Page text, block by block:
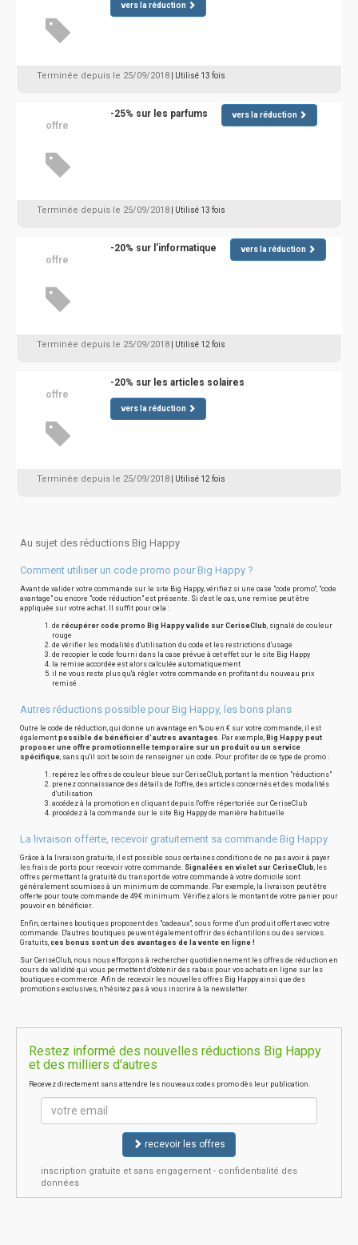
vers la réduction
Terminée depuis le 25/09/2018 | Utilisé 13 fois
offre
-25% sur les parfums vers la réduction
Terminée depuis le 25/09/2018 | Utilisé 13 fois
offre
-20% sur l'informatique vers la réduction
Terminée depuis le 25/09/2018 | Utilisé 12 fois
offre
-20% sur les articles solaires
vers la réduction
Terminée depuis le 25/09/2018 | Utilisé 12 fois
Au sujet des réductions Big Happy
Comment utiliser un code promo pour Big Happy ?
Avant de valider votre commande sur le site Big Happy, vérifiez si une case "code promo", "code
avantage" ou encore "code réduction" est présente. Si c'est le cas, une remise peut être
appliquée sur votre achat. Il suffit pour cela :
de récupérer code promo Big Happy valide sur CeriseClub, signalé de couleur
rouge
de vérifier les modalités d'utilisation du code et les restrictions d'usage
de recopier le code fourni dans la case prévue à cet effet sur le site Big Happy
la remise accordée est alors calculée automatiquement
il ne vous reste plus qu'à régler votre commande en profitant du nouveau prix
remisé
Autres réductions possible pour Big Happy, les bons plans
Outre le code de réduction, qui donne un avantage en % ou en € sur votre commande, il est
également possible de bénéficier d'autres avantages. Par exemple, Big Happy peut
proposer une offre promotionnelle temporaire sur un produit ou un service
spécifique, sans qu'il soit besoin de renseigner un code. Pour profiter de ce type de promo :
repérez les offres de couleur bleue sur CeriseClub, portant la mention "réductions"
prenez connaissance des détails de l'offre, des articles concernés et des modalités
d'utilisation
accédez à la promotion en cliquant depuis l'offre répertoriée sur CeriseClub
procédez à la commande sur le site Big Happy de manière habituelle
La livraison offerte, recevoir gratuitement sa commande Big Happy
Grâce à la livraison gratuite, il est possible sous certaines conditions de ne pas avoir à payer
les frais de ports pour recevoir votre commande. Signalées en violet sur CeriseClub, les
offres permettant la gratuité du transport de votre commande à votre domicile sont
généralement soumises à un minimum de commande. Par exemple, la livraison peut être
offerte pour toute commande de 49€ minimum. Vérifiez alors le montant de votre panier pour
pouvoir en bénéficier.
Enfin, certaines boutiques proposent des "cadeaux", sous forme d'un produit offert avec votre
commande. D'autres boutiques peuvent également offrir des échantillons ou des services.
Gratuits, ces bonus sont un des avantages de la vente en ligne !
Sur CeriseClub, nous nous efforçons à rechercher quotidiennement les offres de réduction en
cours de validité qui vous permettent d'obtenir des rabais pour vos achats en ligne sur les
boutiques e-commerce. Afin de recevoir les nouvelles offres Big Happy ainsi que des
promotions exclusives, n'hésitez pas à vous inscrire à la newsletter.
Restez informé des nouvelles réductions Big Happy
et des milliers d'autres
Recevez directement sans attendre les nouveaux codes promo dès leur publication.
recevoir les offres
inscription gratuite et sans engagement - confidentialité des
données